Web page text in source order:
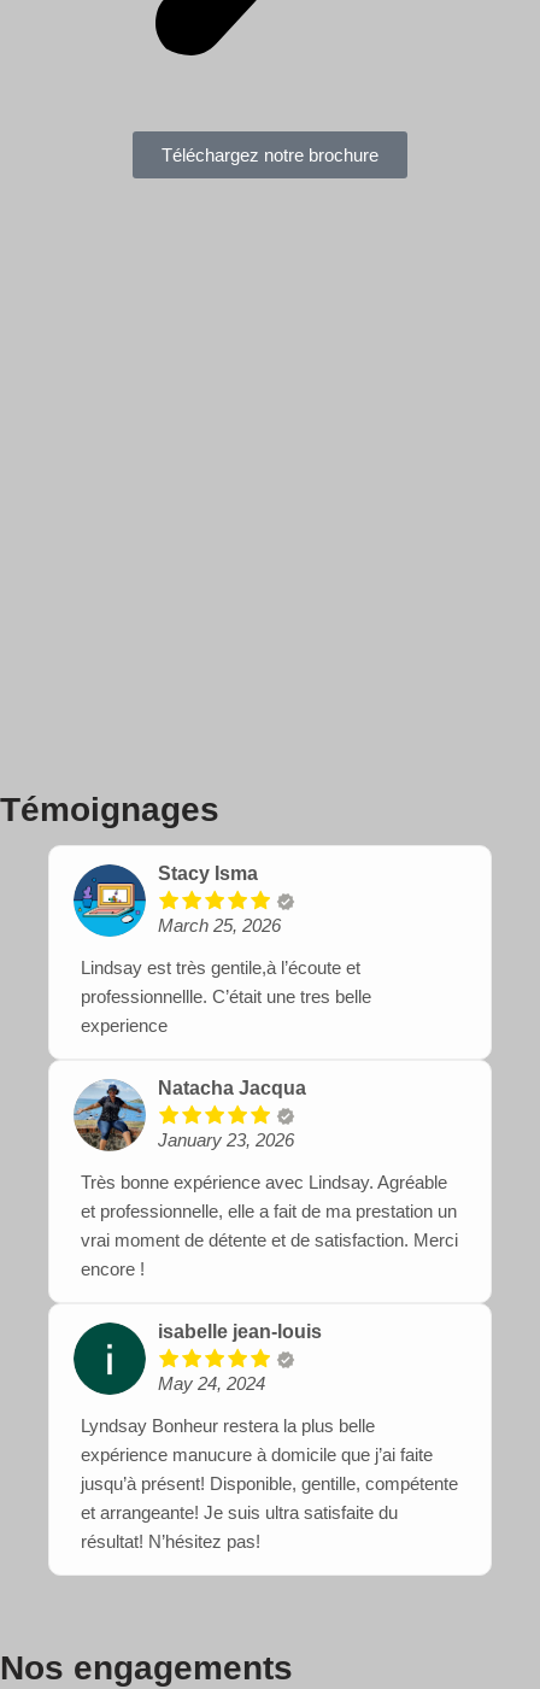
Téléchargez notre brochure
Témoignages
Stacy Isma
March 25, 2026
Lindsay est très gentile,à l’écoute et
professionnellle. C’était une tres belle
experience
Natacha Jacqua
January 23, 2026
Très bonne expérience avec Lindsay. Agréable
et professionnelle, elle a fait de ma prestation un
vrai moment de détente et de satisfaction. Merci
encore !
isabelle jean-louis
May 24, 2024
Lyndsay Bonheur restera la plus belle
expérience manucure à domicile que j’ai faite
jusqu’à présent! Disponible, gentille, compétente
et arrangeante! Je suis ultra satisfaite du
résultat! N’hésitez pas!
Nos engagements